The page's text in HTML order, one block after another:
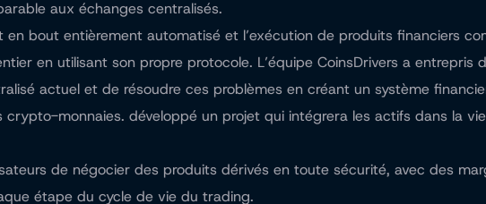
aux échanges centralisés.
bout entièrement automatisé et l’exécution de produits financiers
en utilisant son propre protocole. L’équipe CoinsDrivers a entrepris
actuel et de résoudre ces problèmes en créant un système
monnaies. développé un projet qui intégrera les actifs dans la
de négocier des produits dérivés en toute sécurité, avec des
étape du cycle de vie du trading.